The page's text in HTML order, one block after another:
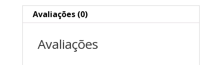
Avaliações (0)
Avaliações